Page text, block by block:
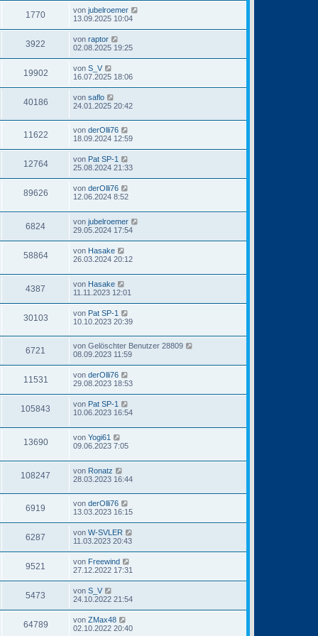
1770 von jubelroemer
13.09.2025 10:04
3922 von raptor
02.08.2025 19:25
19902 von S_V
16.07.2025 18:06
40186 von saflo
24.01.2025 20:42
11622 von derOlli76
18.09.2024 12:59
12764 von Pat SP-1
25.08.2024 21:33
89626 von derOlli76
12.06.2024 8:52
6824 von jubelroemer
29.05.2024 17:54
58864 von Hasake
26.03.2024 20:12
4387 von Hasake
11.11.2023 12:01
30103 von Pat SP-1
10.10.2023 20:39
6721 von Gelöschter Benutzer 28809
08.09.2023 11:59
11531 von derOlli76
29.08.2023 18:53
105843 von Pat SP-1
10.06.2023 16:54
13690 von Yogi61
09.06.2023 7:05
108247 von Ronatz
28.03.2023 16:44
6919 von derOlli76
13.03.2023 16:15
6287 von W-SVLER
11.03.2023 20:43
9521 von Freewind
27.12.2022 17:31
5473 von S_V
24.10.2022 21:54
64789 von ZMax48
02.10.2022 20:40